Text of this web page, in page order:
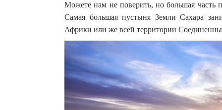
Можете нам не поверить, но большая часть
Самая большая пустыня Земли Сахара
Африки или же всей территории